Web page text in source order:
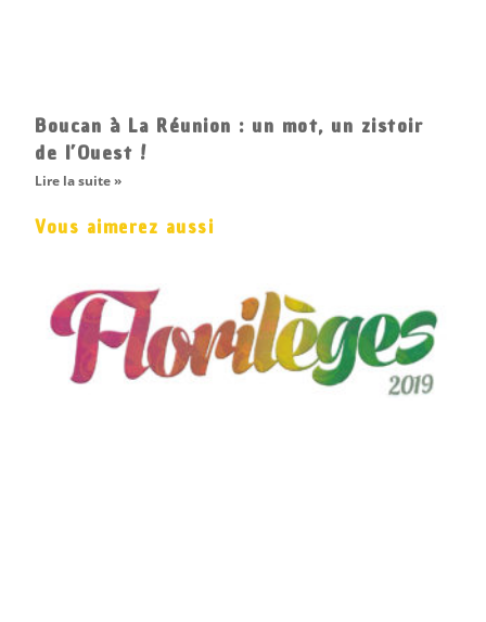
Boucan à La Réunion : un mot, un zistoir
de l’Ouest !
Lire la suite »
Vous aimerez aussi